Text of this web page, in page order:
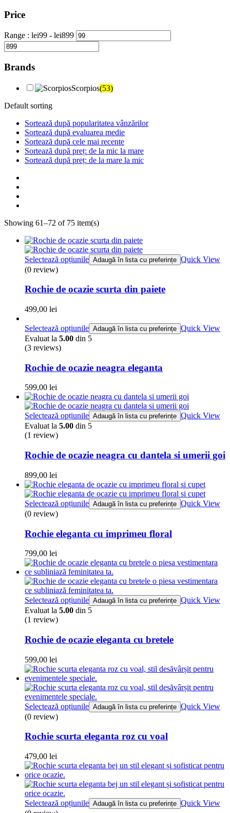
Price
Range : lei99 - lei899
Brands
Scorpios(53)
Default sorting
Sortează după popularitatea vânzărilor
Sortează după evaluarea medie
Sortează după cele mai recente
Sortează după preț: de la mic la mare
Sortează după preț: de la mare la mic
Showing 61–72 of 75 item(s)
Selectează opțiunile Adaugă în lista cu preferințe Quick View
(0 review)
Rochie de ocazie scurta din paiete
499,00 lei
Selectează opțiunile Adaugă în lista cu preferințe Quick View
Evaluat la 5.00 din 5
(3 reviews)
Rochie de ocazie neagra eleganta
599,00 lei
Selectează opțiunile Adaugă în lista cu preferințe Quick View
Evaluat la 5.00 din 5
(1 review)
Rochie de ocazie neagra cu dantela si umerii goi
899,00 lei
Selectează opțiunile Adaugă în lista cu preferințe Quick View
(0 review)
Rochie eleganta cu imprimeu floral
799,00 lei
Selectează opțiunile Adaugă în lista cu preferințe Quick View
Evaluat la 5.00 din 5
(1 review)
Rochie de ocazie eleganta cu bretele
599,00 lei
Selectează opțiunile Adaugă în lista cu preferințe Quick View
(0 review)
Rochie scurta eleganta roz cu voal
479,00 lei
Selectează opțiunile Adaugă în lista cu preferințe Quick View